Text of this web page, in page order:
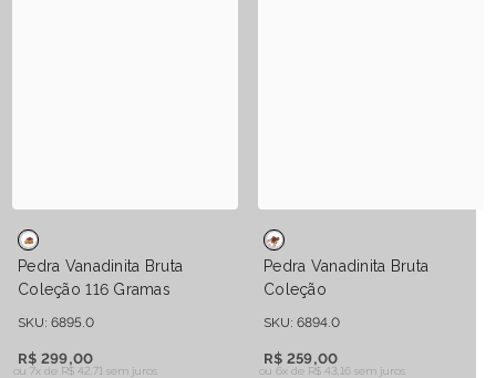
Pedra Vanadinita Bruta
Coleção 116 Gramas
SKU: 6895.0
R$ 299,00
ou 7x de R$ 42,71 sem juros
Pedra Vanadinita Bruta
Coleção
SKU: 6894.0
R$ 259,00
ou 6x de R$ 43,16 sem juros